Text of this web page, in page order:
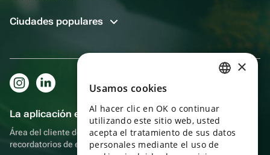
Ciudades populares
La aplicación es aún más práctica.
Área del cliente del destinatario, más bonos por compras y
recordatorios de eventos
ENGLISH
UKRAINIAN
PORTUGUESE
×
Usamos cookies
Al hacer clic en OK o continuar
utilizando este sitio web, usted
acepta el tratamiento de sus datos
personales mediante el uso de